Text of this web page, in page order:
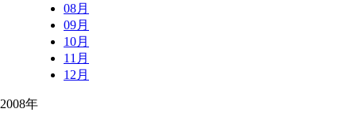
08月
09月
10月
11月
12月
2008年